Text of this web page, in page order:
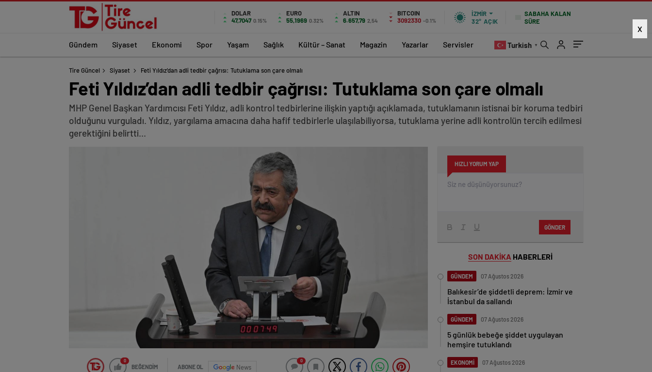
DOLAR
47,7047 0.15%
EURO
55,1969 0.32%
ALTIN
6.657,79 2,54
BITCOIN
3092330 -0.1%
İZMIR
32° AÇIK
SABAHA KALAN
SÜRE
Gündem Siyaset Ekonomi Spor Yaşam Sağlık Kültür – Sanat Magazin Yazarlar Servisler Turkish ▼
X
Tire Güncel Siyaset Feti Yıldız’dan adli tedbir çağrısı: Tutuklama son çare olmalı
Feti Yıldız’dan adli tedbir çağrısı: Tutuklama son çare olmalı
MHP Genel Başkan Yardımcısı Feti Yıldız, adli kontrol tedbirlerine ilişkin yaptığı açıklamada, tutuklamanın istisnai bir koruma tedbiri
olduğunu vurguladı. Yıldız, yargılama amacına daha hafif tedbirlerle ulaşılabiliyorsa, tutuklama yerine adli kontrolün tercih edilmesi
gerektiğini belirtti...
0
BEĞENDİM ABONE OL News
0
HIZLI YORUM YAP
GÖNDER
SON DAKİKA HABERLERİ
GÜNDEM 07 Ağustos 2026
Balıkesir’de şiddetli deprem: İzmir ve
İstanbul da sallandı
GÜNDEM 07 Ağustos 2026
5 günlük bebeğe şiddet uygulayan
hemşire tutuklandı
EKONOMİ 07 Ağustos 2026